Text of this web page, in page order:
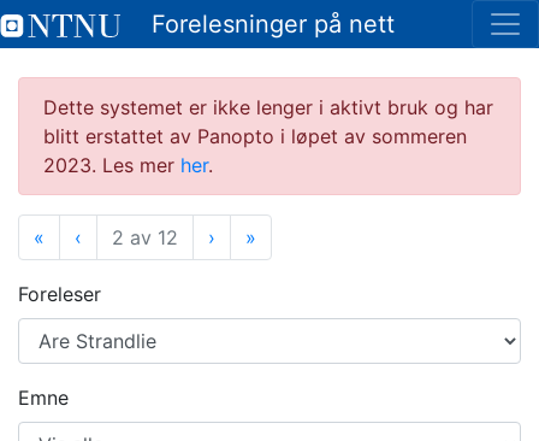
Forelesninger på nett
Dette systemet er ikke lenger i aktivt bruk og har
blitt erstattet av Panopto i løpet av sommeren
2023. Les mer her.
« Første
‹ Forrige
2 av 12 › Neste
»
Foreleser
Emne